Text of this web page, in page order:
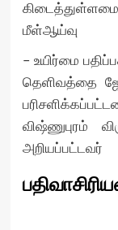
மீள்ஆய்வு
– உயிர்மை
தெளிவத்தை
விஷ்ணுபுரம்
அறியப்பட்டவர்